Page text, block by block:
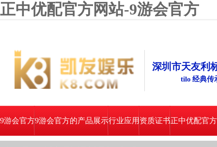
正中优配官方网站-9游会官方
深圳市天友利
tilo 经典传
9游会官方9游会官方的产品展示行业应用 资质证书正中优配官